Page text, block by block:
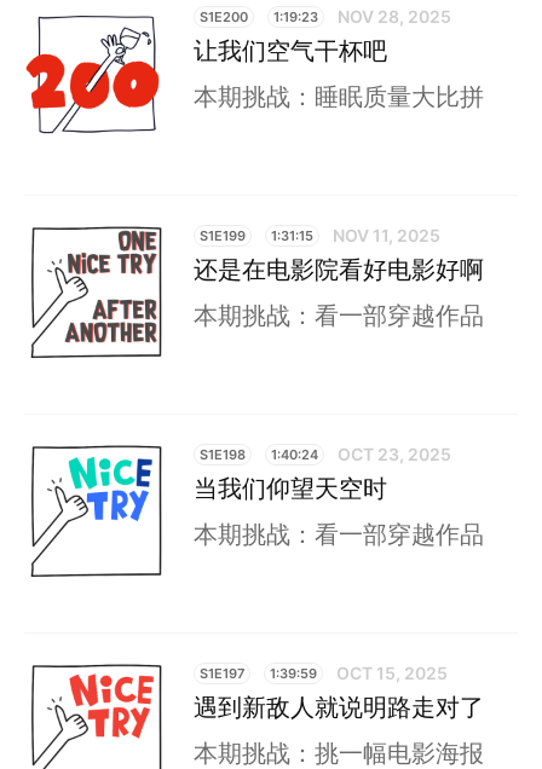
S1E200 1:19:23 NOV 28, 2025
让我们空气干杯吧
本期挑战：睡眠质量大比拼
S1E199 1:31:15 NOV 11, 2025
还是在电影院看好电影好啊
本期挑战：看一部穿越作品
S1E198 1:40:24 OCT 23, 2025
当我们仰望天空时
本期挑战：看一部穿越作品
S1E197 1:39:59 OCT 15, 2025
遇到新敌人就说明路走对了
本期挑战：挑一幅电影海报